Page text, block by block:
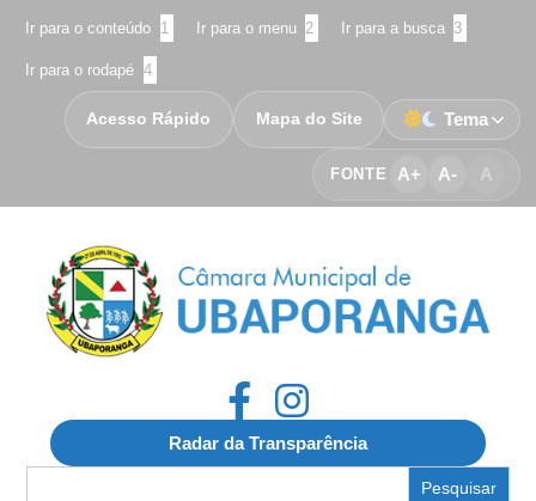
Ir para o conteúdo 1 Ir para o menu 2 Ir para a busca 3
Ir para o rodapé 4
FONTE A+ A- A
Acesso Rápido Mapa do Site Tema
Radar da Transparência